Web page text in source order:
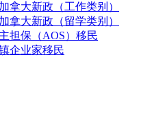
拿大新政（工作类别）
拿大新政（留学类别）
担保（AOS）移民
企业家移民